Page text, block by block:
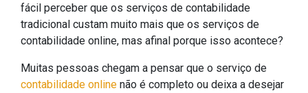
fácil perceber que os serviços de contabilidade
tradicional custam muito mais que os serviços de
contabilidade online, mas afinal porque isso acontece?
Muitas pessoas chegam a pensar que o serviço de
contabilidade online não é completo ou deixa a desejar